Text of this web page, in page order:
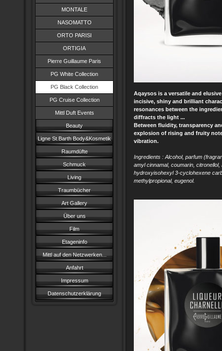
MONTALE
NASOMATTO
ORTO PARISI
ORTIGIA
Pierre Guillaume Paris
PG White Collection
PG Black Collection
PG Cruise Collection
Mittl Duft Events
Beauty
Ligne St.Barth Body&Kosmetik
Raumdüfte
Schmuck
Living
Traumbücher
Art Gallery
Über uns
Film
Etageninfo
Mittl auf den Netzwerken...
Anfahrt
Impressum
Datenschutzerklärung
Aqaysos is a versatile and
incisive, shiny and brilliant
resonances between the
diffracts the light ...
Between fluidity, transparency
explosion of rising and fruity
vibration.
Ingredients : Alcohol, parfum
amyl cinnamal, coumarin,
hydroxyisohexyl 3-cyclohexene
methylpropional, eugenol.